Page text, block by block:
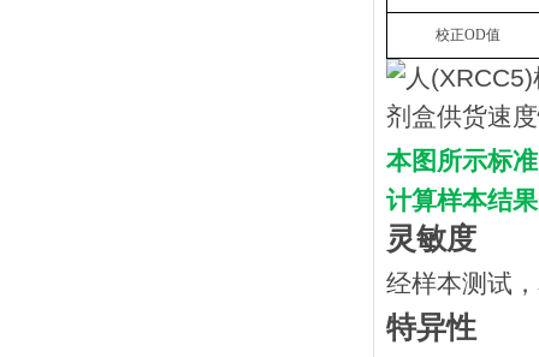
校正OD值
本图所示标
计算样本结果
灵敏度
经样本测试
特异性